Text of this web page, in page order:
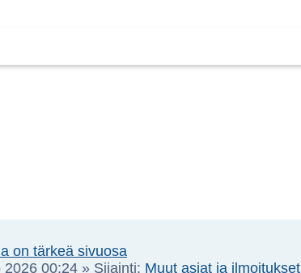
on tärkeä sivuosa
2026 00:24 » Sijainti: Muut asiat ja ilmoitukset